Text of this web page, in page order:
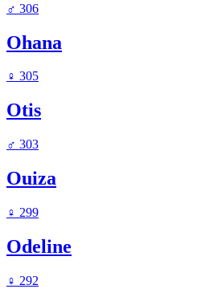
♂ 306
Ohana
♀ 305
Otis
♂ 303
Ouiza
♀ 299
Odeline
♀ 292